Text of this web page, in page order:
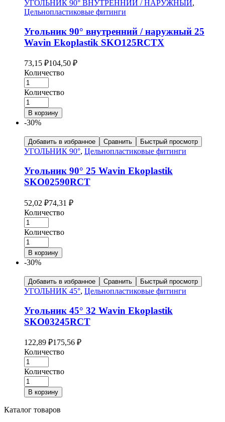
УГОЛЬНИК 90° ВНУТРЕННИЙ / НАРУЖНЫЙ,
Цельнопластиковые фитинги
Угольник 90° внутренний / наружный 25
Wavin Ekoplastik SKO125RCTX
73,15 ₽104,50 ₽
Количество
Количество
В корзину
-30%
Добавить в избранное Сравнить Быстрый просмотр
УГОЛЬНИК 90°, Цельнопластиковые фитинги
Угольник 90° 25 Wavin Ekoplastik
SKO02590RCT
52,02 ₽74,31 ₽
Количество
Количество
В корзину
-30%
Добавить в избранное Сравнить Быстрый просмотр
УГОЛЬНИК 45°, Цельнопластиковые фитинги
Угольник 45° 32 Wavin Ekoplastik
SKO03245RCT
122,89 ₽175,56 ₽
Количество
Количество
В корзину
Каталог товаров